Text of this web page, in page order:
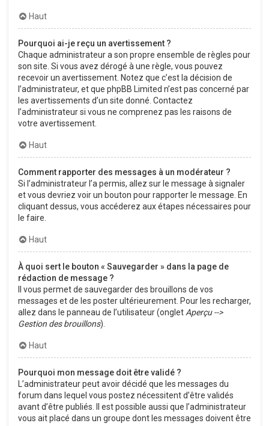
Haut
Pourquoi ai-je reçu un avertissement ?
Chaque administrateur a son propre ensemble de règles pour
son site. Si vous avez dérogé à une règle, vous pouvez
recevoir un avertissement. Notez que c’est la décision de
l’administrateur, et que phpBB Limited n’est pas concerné par
les avertissements d’un site donné. Contactez
l’administrateur si vous ne comprenez pas les raisons de
votre avertissement.
Haut
Comment rapporter des messages à un modérateur ?
Si l’administrateur l’a permis, allez sur le message à signaler
et vous devriez voir un bouton pour rapporter le message. En
cliquant dessus, vous accéderez aux étapes nécessaires pour
le faire.
Haut
À quoi sert le bouton « Sauvegarder » dans la page de
rédaction de message ?
Il vous permet de sauvegarder des brouillons de vos
messages et de les poster ultérieurement. Pour les recharger,
allez dans le panneau de l’utilisateur (onglet Aperçu -->
Gestion des brouillons).
Haut
Pourquoi mon message doit être validé ?
L’administrateur peut avoir décidé que les messages du
forum dans lequel vous postez nécessitent d’être validés
avant d’être publiés. Il est possible aussi que l’administrateur
vous ait placé dans un groupe dont les messages doivent être